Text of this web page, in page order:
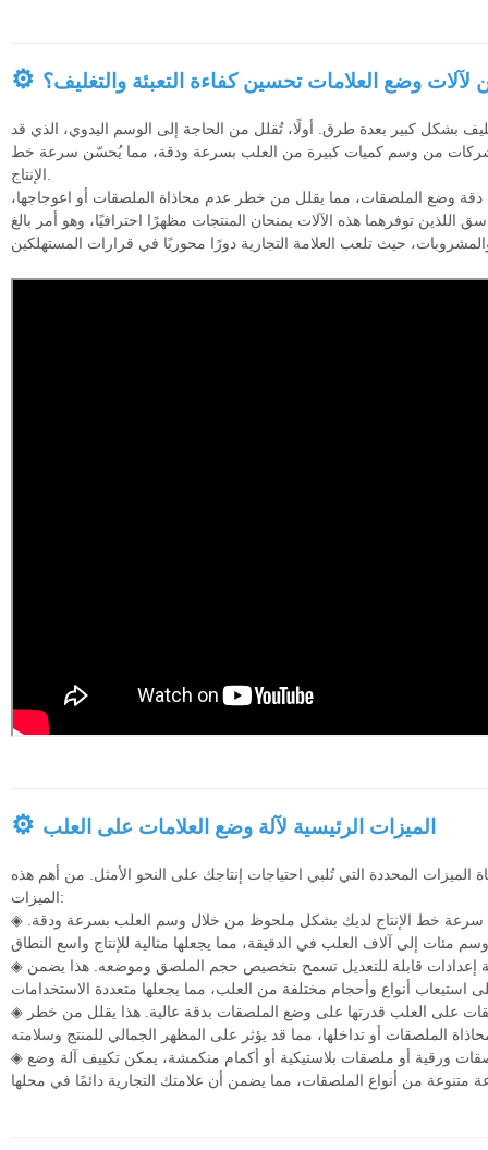
⚙ وضع العلامات تحسين كفاءة التعبئة والتغليف؟
بشكل كبير بعدة طرق. أولًا، تُقلل من الحاجة إلى الوسم اليدوي، الذي قد
الشركات من وسم كميات كبيرة من العلب بسرعة ودقة، مما يُحسّن سرعة خط
الإنتاج.
وضع الملصقات، مما يقلل من خطر عدم محاذاة الملصقات أو اعوجاجها،
اللذين توفرهما هذه الآلات يمنحان المنتجات مظهرًا احترافيًا، وهو أمر بالغ
⚙ الميزات الرئيسية لآلة وضع العلامات على العلب
الميزات المحددة التي تُلبي احتياجات إنتاجك على النحو الأمثل. من أهم هذه
الميزات:
◈ سرعة خط الإنتاج لديك بشكل ملحوظ من خلال وسم العلب بسرعة ودقة.
◈ إعدادات قابلة للتعديل تسمح بتخصيص حجم الملصق وموضعه. هذا يضمن
◈ على العلب قدرتها على وضع الملصقات بدقة عالية. هذا يقلل من خطر
◈ ورقية أو ملصقات بلاستيكية أو أكمام منكمشة، يمكن تكييف آلة وضع